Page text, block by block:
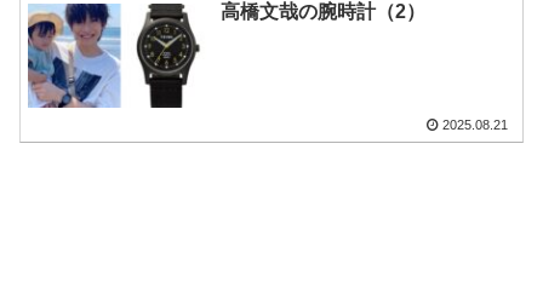
高橋文哉の腕時計（2）
2025.08.21